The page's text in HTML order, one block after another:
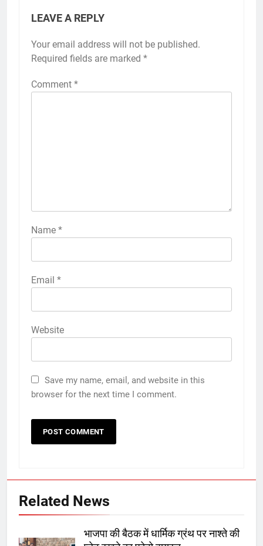
LEAVE A REPLY
Your email address will not be published.
Required fields are marked *
Comment *
Name *
Email *
Website
Save my name, email, and website in this
browser for the next time I comment.
Related News
भाजपा की बैठक में धार्मिक ग्रंथ पर नाश्ते की